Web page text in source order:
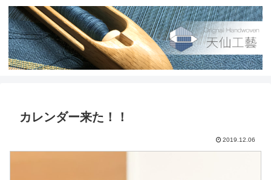
カレンダー来た！！
2019.12.06